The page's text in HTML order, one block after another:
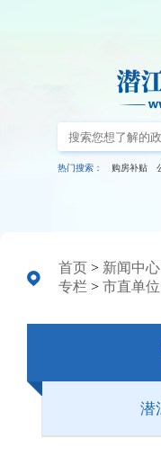
热门搜索： 购房补贴
首页 > 新闻中心
专栏 > 市直单位
潜